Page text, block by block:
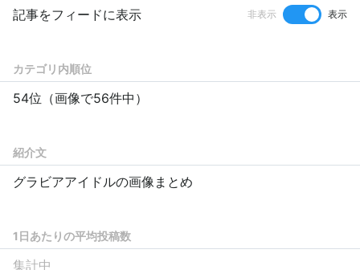
記事をフィードに表示 非表示 表示
カテゴリ内順位
54位（画像で56件中）
紹介文
グラビアアイドルの画像まとめ
1日あたりの平均投稿数
集計中